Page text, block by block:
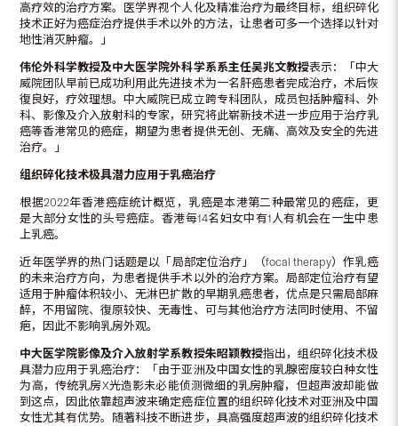
高疗效的治疗方案。医学界视个人化及精准治疗为最终目标，组织碎化
技术正好为癌症治疗提供手术以外的方法，让患者可多一个选择以针对
地性消灭肿瘤。」
伟伦外科学教授及中大医学院外科学系系主任吴兆文教授表示：「中大
威院团队早前已成功利用此先进技术为一名肝癌患者完成治疗，术后恢
復良好，疗效理想。中大威院已成立跨专科团队，成员包括肿瘤科、外
科、影像及介入放射科的专家，研究将此崭新技术进一步应用于治疗乳
癌等香港常见的癌症，期望为患者提供无创、无痛、高效及安全的先进
治疗。」
组织碎化技术极具潜力应用于乳癌治疗
根据2022年香港癌症统计概览，乳癌是本港第二种最常见的癌症，更
是大部分女性的头号癌症。香港每14名妇女中有1人有机会在一生中患
上乳癌。
近年医学界的热门话题是以「局部定位治疗」（focal therapy）作乳癌
的未来治疗方向，为患者提供手术以外的治疗方案。局部定位治疗有望
适用于肿瘤体积较小、无淋巴扩散的早期乳癌患者，优点是只需局部麻
醉，不用留院、復原较快、无毒性、可与其他治疗方法同时使用、不留
疤，因此不影响乳房外观。
中大医学院影像及介入放射学系教授朱昭颖教授指出，组织碎化技术极
具潜力应用于乳癌治疗：「由于亚洲及中国女性的乳腺密度较白种女性
为高，传统乳房X光造影未必能侦测微细的乳房肿瘤，但超声波却能做
到这点，因此依靠超声波来确定癌症位置的组织碎化技术对亚洲及中国
女性尤其有优势。随著科技不断进步，具高强度超声波的组织碎化技术